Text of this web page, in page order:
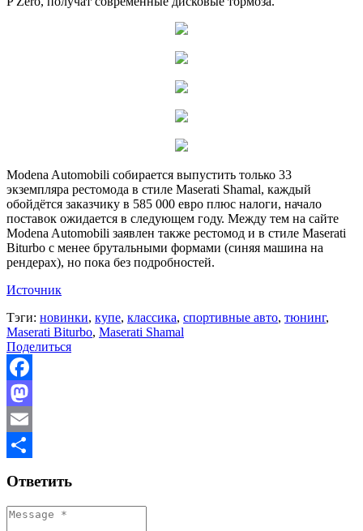
Modena Automobili собирается выпустить только 33
экземпляра рестомода в стиле Maserati Shamal, каждый
обойдётся заказчику в 585 000 евро плюс налоги, начало
поставок ожидается в следующем году. Между тем на сайте
Modena Automobili заявлен также рестомод и в стиле Maserati
Biturbo с менее брутальными формами (синяя машина на
рендерах), но пока без подробностей.
Источник
Тэги: новинки, купе, классика, спортивные авто, тюнинг,
Maserati Biturbo, Maserati Shamal
Поделиться
Facebook
Mastodon
Email
Ответить